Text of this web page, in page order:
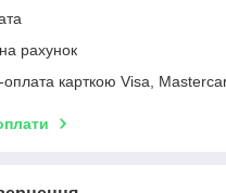
рахунок
карткою Visa,